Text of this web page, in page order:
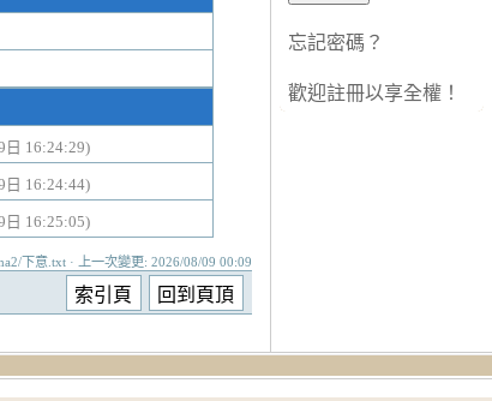
日 16:24:29)
日 16:24:44)
日 16:25:05)
下意.txt · 上一次變更: 2026/08/09 00:09
忘記密碼？
歡迎註冊以享全權！